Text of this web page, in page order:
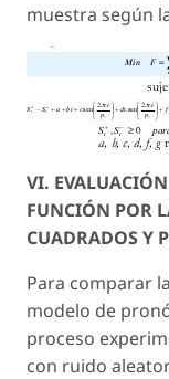
muestra según
VI.
FUNCIÓN POR
CUADRADOS Y
Para comparar
modelo de
proceso
con ruido